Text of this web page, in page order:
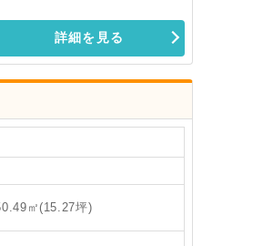
詳細を見る
㎡(15.27坪)